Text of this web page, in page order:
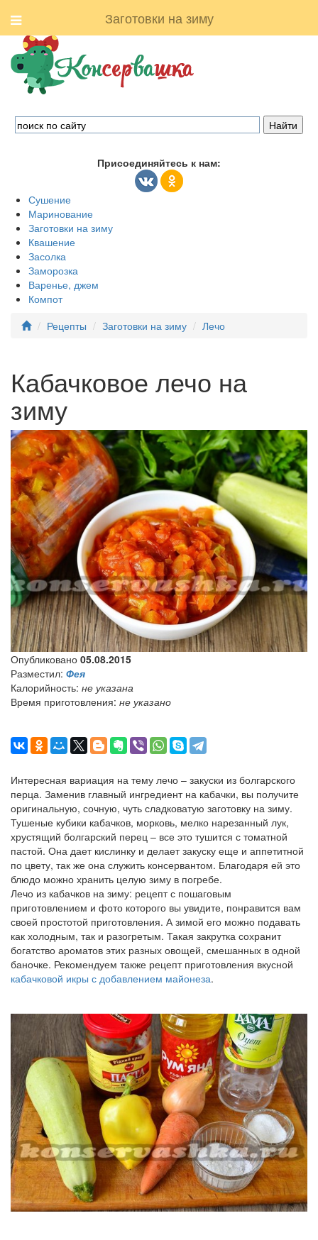
Заготовки на зиму
Присоединяйтесь к нам:
Сушение
Маринование
Заготовки на зиму
Квашение
Засолка
Заморозка
Варенье, джем
Компот
Рецепты
Заготовки на зиму Лечо
Кабачковое лечо на
зиму
Опубликовано 05.08.2015
Разместил: Фея
Калорийность: не указана
Время приготовления: не указано
Интересная вариация на тему лечо – закуски из болгарского
перца. Заменив главный ингредиент на кабачки, вы получите
оригинальную, сочную, чуть сладковатую заготовку на зиму.
Тушеные кубики кабачков, морковь, мелко нарезанный лук,
хрустящий болгарский перец – все это тушится с томатной
пастой. Она дает кислинку и делает закуску еще и аппетитной
по цвету, так же она служить консервантом. Благодаря ей это
блюдо можно хранить целую зиму в погребе.
Лечо из кабачков на зиму: рецепт с пошаговым
приготовлением и фото которого вы увидите, понравится вам
своей простотой приготовления. А зимой его можно подавать
как холодным, так и разогретым. Такая закрутка сохранит
богатство ароматов этих разных овощей, смешанных в одной
баночке. Рекомендуем также рецепт приготовления вкусной
кабачковой икры с добавлением майонеза.